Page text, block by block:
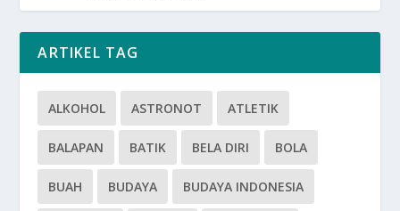
ARTIKEL TAG
ALKOHOL ASTRONOT ATLETIK
BALAPAN BATIK BELA DIRI BOLA
BUAH BUDAYA BUDAYA INDONESIA